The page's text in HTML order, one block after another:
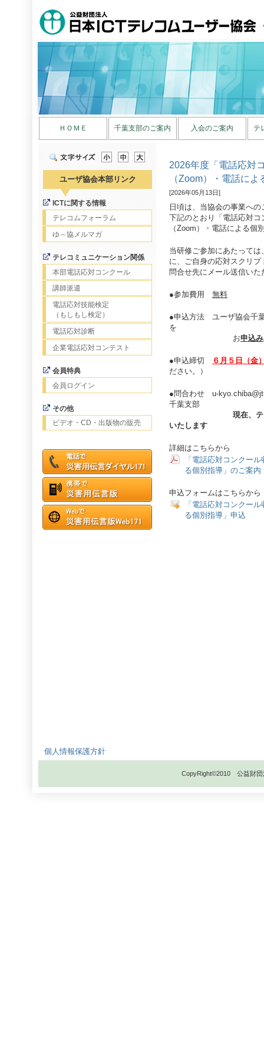
ＨＯＭＥ 千葉支部のご案内 入会のご案内 テ
ユーザ協会本部リンク
ICTに関する情報
テレコムフォーラム
ゆ～協メルマガ
テレコミュニケーション関係
本部電話応対コンクール
講師派遣
電話応対技能検定
（もしもし検定）
電話応対診断
企業電話応対コンテスト
会員特典
会員ログイン
その他
ビデオ・CD・出版物の販売
2026年度「電話応対
（Zoom）・電話に
[2026年05月13日]
日頃は、当協会の事業へ
下記のとおり「電話応対
（Zoom）・電話による個
当研修ご参加にあたっては
に、ご自身の応対スクリプ
問合せ先にメール送信い
●参加費用 無料
●申込方法 ユーザ協会千
を
お申込み
●申込締切
６月５日（金
ださい。）
●問合わせ u-
千葉支部
現在、
いたします
詳細はこちらから
「電話応対コンクー
る個別指導」のご案内
申込フォームはこちらから
「電話応対コンクー
る個別指導」申込
個人情報保護方針
CopyRight©2010 公益財団